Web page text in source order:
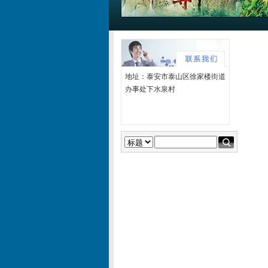
地址：泰安市泰山区徐家楼街道
办事处下水泉村